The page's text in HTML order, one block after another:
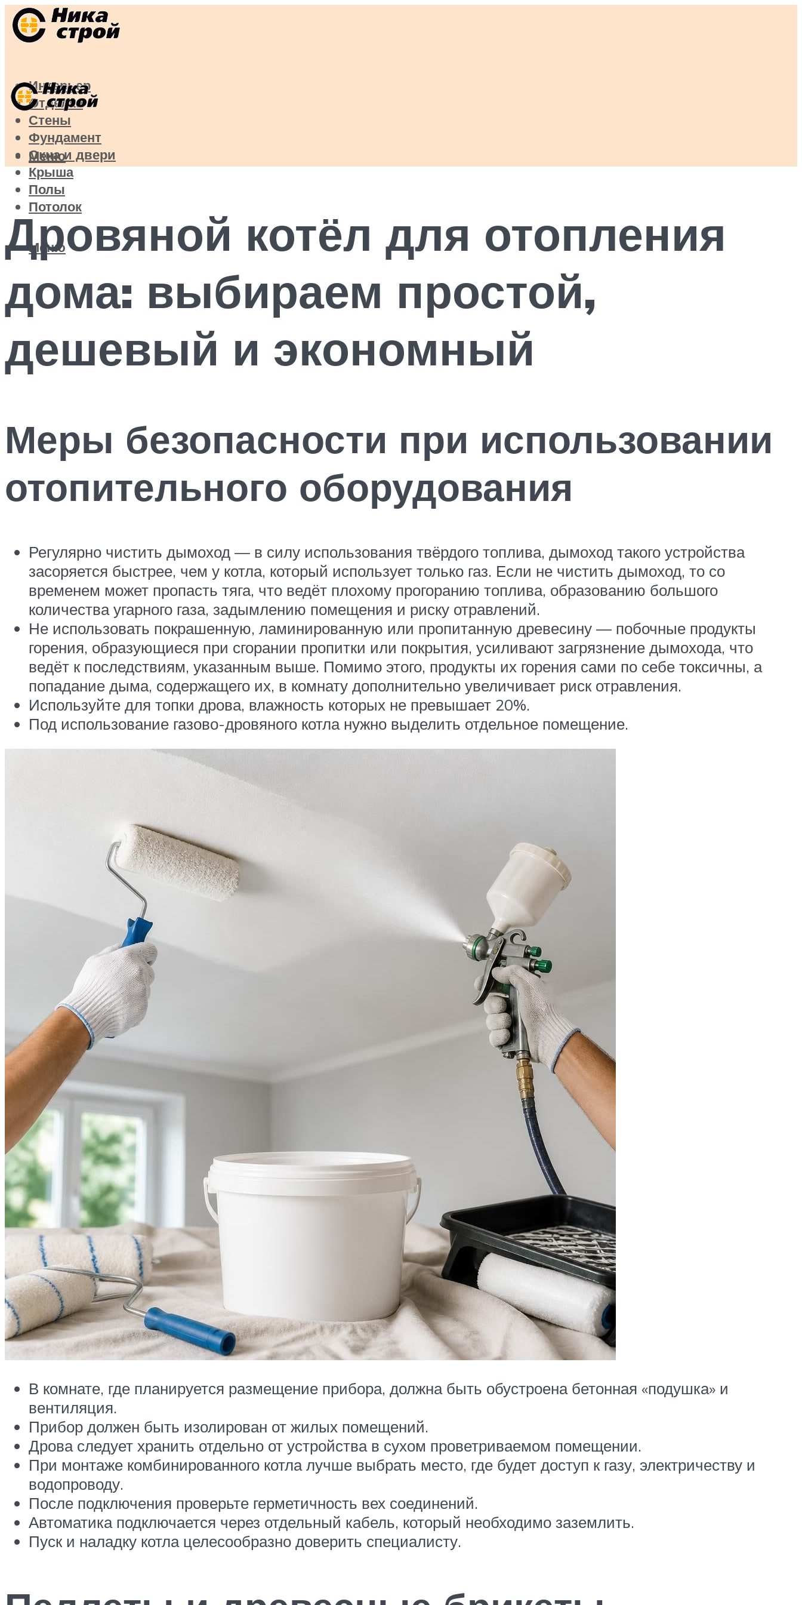
Интерьер
Отделка
Стены
Фундамент
Окна и двери
Крыша
Полы
Потолок
Меню
Меню
Дровяной котёл для отопления
дома: выбираем простой,
дешевый и экономный
Меры безопасности при использовании
отопительного оборудования
Регулярно чистить дымоход — в силу использования твёрдого топлива, дымоход такого устройства
засоряется быстрее, чем у котла, который использует только газ. Если не чистить дымоход, то со
временем может пропасть тяга, что ведёт плохому прогоранию топлива, образованию большого
количества угарного газа, задымлению помещения и риску отравлений.
Не использовать покрашенную, ламинированную или пропитанную древесину — побочные продукты
горения, образующиеся при сгорании пропитки или покрытия, усиливают загрязнение дымохода, что
ведёт к последствиям, указанным выше. Помимо этого, продукты их горения сами по себе токсичны, а
попадание дыма, содержащего их, в комнату дополнительно увеличивает риск отравления.
Используйте для топки дрова, влажность которых не превышает 20%.
Под использование газово-дровяного котла нужно выделить отдельное помещение.
В комнате, где планируется размещение прибора, должна быть обустроена бетонная «подушка» и
вентиляция.
Прибор должен быть изолирован от жилых помещений.
Дрова следует хранить отдельно от устройства в сухом проветриваемом помещении.
При монтаже комбинированного котла лучше выбрать место, где будет доступ к газу, электричеству и
водопроводу.
После подключения проверьте герметичность вех соединений.
Автоматика подключается через отдельный кабель, который необходимо заземлить.
Пуск и наладку котла целесообразно доверить специалисту.